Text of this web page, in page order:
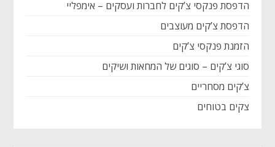
הדפסת פנקסי צ’קים לחברות ועסקים – אימפליי
הדפסת צ’קים מעוצבים
הזמנת פנקסי צ’קים
סוגי צ’קים – סוגים של המחאות ושיקים
צ’קים מסחריים
צקים בטוחים